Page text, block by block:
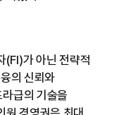
(FI)가 아닌 전략적
의 신뢰와
급의 기술을